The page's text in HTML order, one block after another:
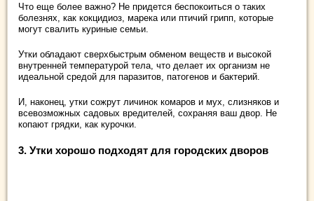
Что еще более важно? Не придется беспокоиться о таких
болезнях, как кокцидиоз, марека или птичий грипп, которые
могут свалить куриные семьи.
Утки обладают сверхбыстрым обменом веществ и высокой
внутренней температурой тела, что делает их организм не
идеальной средой для паразитов, патогенов и бактерий.
И, наконец, утки сожрут личинок комаров и мух, слизняков и
всевозможных садовых вредителей, сохраняя ваш двор. Не
копают грядки, как курочки.
3. Утки хорошо подходят для городских дворов